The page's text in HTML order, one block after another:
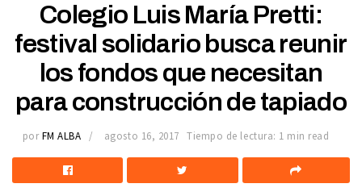
Colegio Luis María Pretti:
festival solidario busca reunir
los fondos que necesitan
para construcción de tapiado
por FM ALBA agosto 16, 2017 Tiempo de lectura: 1 min read